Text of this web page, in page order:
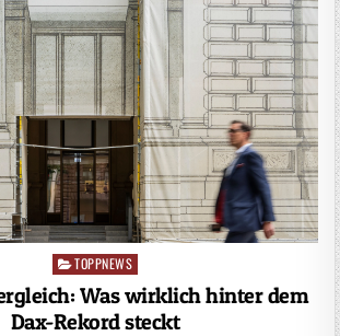
Posted
in
TOPPNEWS
Was wirklich hinter dem
Dax-Rekord steckt